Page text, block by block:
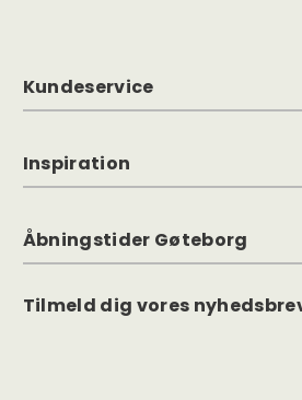
Kundeservice
Inspiration
Åbningstider Gøteborg
Tilmeld dig vores